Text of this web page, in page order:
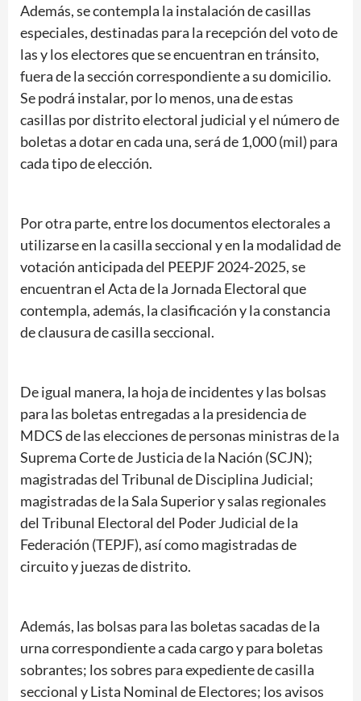
Además, se contempla la instalación de casillas
especiales, destinadas para la recepción del voto de
las y los electores que se encuentran en tránsito,
fuera de la sección correspondiente a su domicilio.
Se podrá instalar, por lo menos, una de estas
casillas por distrito electoral judicial y el número de
boletas a dotar en cada una, será de 1,000 (mil) para
cada tipo de elección.
Por otra parte, entre los documentos electorales a
utilizarse en la casilla seccional y en la modalidad de
votación anticipada del PEEPJF 2024-2025, se
encuentran el Acta de la Jornada Electoral que
contempla, además, la clasificación y la constancia
de clausura de casilla seccional.
De igual manera, la hoja de incidentes y las bolsas
para las boletas entregadas a la presidencia de
MDCS de las elecciones de personas ministras de la
Suprema Corte de Justicia de la Nación (SCJN);
magistradas del Tribunal de Disciplina Judicial;
magistradas de la Sala Superior y salas regionales
del Tribunal Electoral del Poder Judicial de la
Federación (TEPJF), así como magistradas de
circuito y juezas de distrito.
Además, las bolsas para las boletas sacadas de la
urna correspondiente a cada cargo y para boletas
sobrantes; los sobres para expediente de casilla
seccional y Lista Nominal de Electores; los avisos